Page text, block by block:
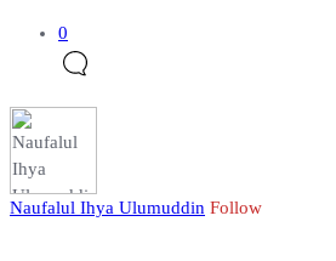
0
Naufalul Ihya Ulumuddin Follow